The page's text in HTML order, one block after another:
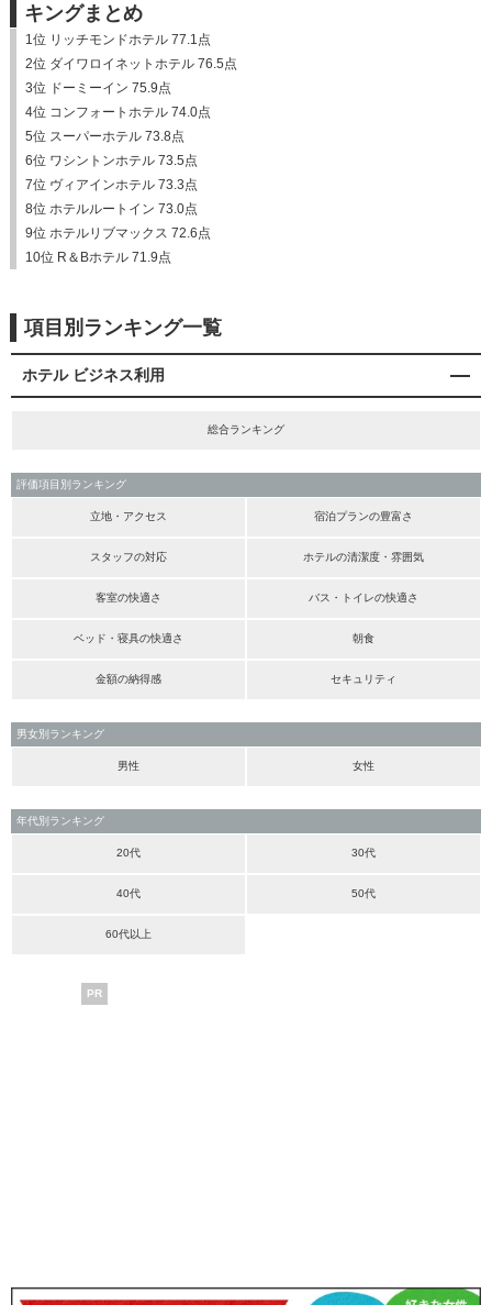
キングまとめ
1位 リッチモンドホテル 77.1点
2位 ダイワロイネットホテル 76.5点
3位 ドーミーイン 75.9点
4位 コンフォートホテル 74.0点
5位 スーパーホテル 73.8点
6位 ワシントンホテル 73.5点
7位 ヴィアインホテル 73.3点
8位 ホテルルートイン 73.0点
9位 ホテルリブマックス 72.6点
10位 R＆Bホテル 71.9点
項目別ランキング一覧
ホテル ビジネス利用
総合ランキング
評価項目別ランキング
立地・アクセス 宿泊プランの豊富さ
スタッフの対応 ホテルの清潔度・雰囲気
客室の快適さ バス・トイレの快適さ
ベッド・寝具の快適さ 朝食
金額の納得感 セキュリティ
男女別ランキング
男性 女性
年代別ランキング
20代 30代
40代 50代
60代以上
PR